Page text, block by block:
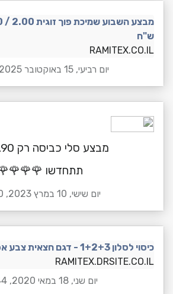
ש"ח
RAMITEX.CO.IL
יום רביעי, 15 באוקטובר 2025, 10:01
מבצע סלי כביסה רק 69.90 ₪
תתחדשו 🌹🌹🌹🌹
יום שישי, 10 במרץ 2023, 15:00
כיסוי לסלון 1+2+3 - דגם חצאית צבע אפור כהה
RAMITEX.DRSITE.CO.IL
יום שני, 18 במאי 2020, 13:44